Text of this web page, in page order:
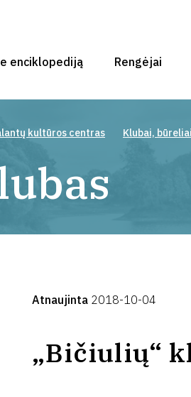
enciklopediją Rengėjai
kultūros centras Klubai, būreliai
Atnaujinta 2018-10-04
„Bičiulių“